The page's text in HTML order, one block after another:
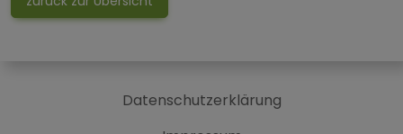
Datenschutzerklärung